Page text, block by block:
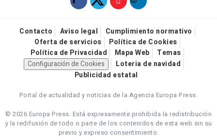
Contacto Aviso legal
Cumplimiento normativo
Oferta de servicios
Política de Cookies
Política de Privacidad
Mapa Web
Temas
Configuración de Cookies
Loteria de navidad
Publicidad estatal
Portal de actualidad y noticias de la Agencia Europa Press.
© 2026 Europa Press. Está expresamente prohibida la redistribución
y la redifusión de todo o parte de los contenidos de esta web sin su
previo y expreso consentimiento.